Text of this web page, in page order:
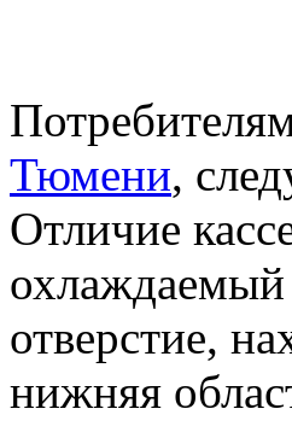
Тюмени,
Отличие
охлаждаемый
отверстие,
нижняя